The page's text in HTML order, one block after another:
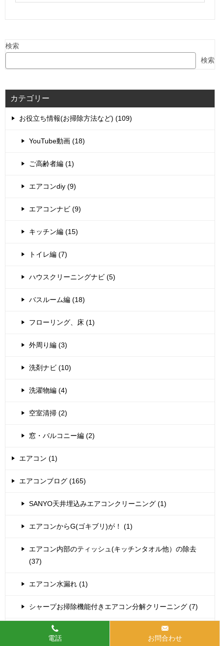
検索
検索
カテゴリー
お役立ち情報(お掃除方法など) (109)
YouTube動画 (18)
ご高齢者編 (1)
エアコンdiy (9)
エアコンナビ (9)
キッチン編 (15)
トイレ編 (7)
ハウスクリーニングナビ (5)
バスルーム編 (18)
フローリング、床 (1)
外周り編 (3)
洗剤ナビ (10)
洗濯物編 (4)
空室清掃 (2)
窓・バルコニー編 (2)
エアコン (1)
エアコンブログ (165)
SANYO天井埋込みエアコンクリーニング (1)
エアコンからG(ゴキブリ)が！ (1)
エアコン内部のティッシュ(キッチンタオル他）の除去
(37)
エアコン水漏れ (1)
シャープお掃除機能付きエアコン分解クリーニング (7)
シャープエアコン分解クリーニング (14)
電話
お問合わせ